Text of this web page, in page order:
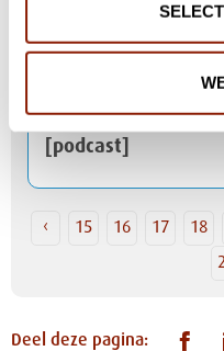
HR-directeur Joost
[podcast]
‹ 15 16 17 18
Deel deze pagina: